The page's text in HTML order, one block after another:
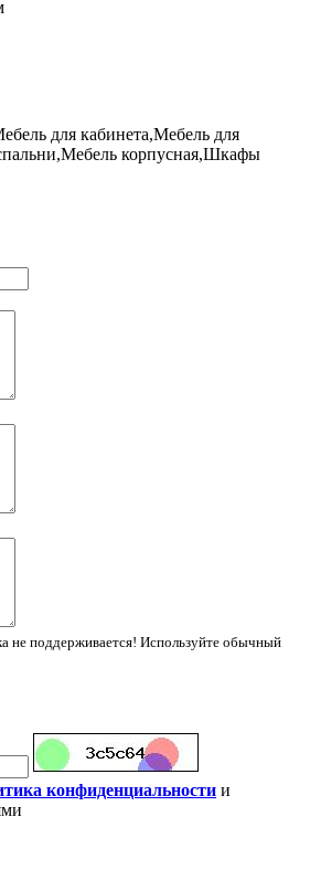
для кабинета,Мебель для
корпусная,Шкафы
не поддерживается! Используйте обычный
конфиденциальности и